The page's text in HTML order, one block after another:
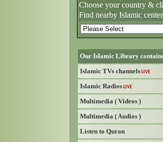
Choose your country &
Find nearby Islamic
Our Islamic Library
Islamic TVs channels LIVE
Islamic Radios LIVE
Multimedia ( Videos )
Multimedia ( Audios )
Listen to Quran